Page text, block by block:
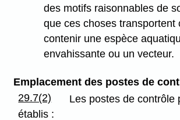
des motifs raisonnables de
que ces choses transportent
contenir une espèce
envahissante ou un vecteur.
Emplacement des postes de
29.7(2)
Les postes de contrôle
établis :